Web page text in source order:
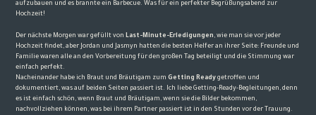
aufzubauen und es brannte ein Barbecue. Was für ein perfekter Begrüßungsabend zur
Hochzeit!
Der nächste Morgen war gefüllt vonLast-Minute-Erledigungen , wie man sie vor jeder
Hochzeit findet, aber Jordan und Jasmyn hatten die besten Helfer an ihrer Seite: Freunde und
Familie waren alle an den Vorbereitung für den großen Tag beteiligt und die Stimmung war
einfach perfekt.
Nacheinander habe ich Braut und Bräutigam zumGetting Ready getroffen und
dokumentiert, was auf beiden Seiten passiert ist. Ich liebe Getting-Ready-Begleitungen, denn
es ist einfach schön, wenn Braut und Bräutigam, wenn sie die Bilder bekommen,
nachvollziehen können, was bei ihrem Partner passiert ist in den Stunden vor der Trauung.